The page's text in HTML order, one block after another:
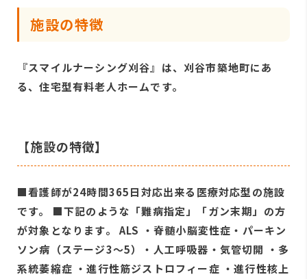
施設の特徴
『スマイルナーシング刈谷』は、刈谷市築地町にあ
る、住宅型有料老人ホームです。
【施設の特徴】
■看護師が24時間365日対応出来る医療対応型の施設
です。 ■下記のような「難病指定」「ガン末期」の方
が対象となります。 ALS ・脊髄小脳変性症・パーキン
ソン病（ステージ3～5）・人工呼吸器・気管切開 ・多
系統萎縮症 ・進行性筋ジストロフィー症 ・進行性核上